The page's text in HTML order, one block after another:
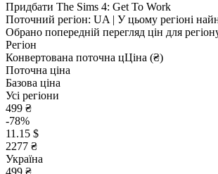
Придбати The Sims 4: Get To Work
Поточний регіон: UA | У цьому регіоні
Обрано попередній перегляд цін для
Регіон
Конвертована поточна цЦіна (₴)
Поточна ціна
Базова ціна
Усі регіони
499 ₴
-78%
11.15 $
2277 ₴
Україна
499 ₴